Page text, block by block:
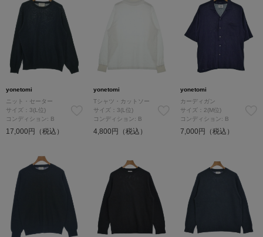
yonetomi
ニット・セーター
サイズ：3(L位)
コンディション: B
17,000円（税込）
yonetomi
Tシャツ・カットソー
サイズ：3(L位)
コンディション: B
4,800円（税込）
yonetomi
カーディガン
サイズ：2(M位)
コンディション: B
7,000円（税込）